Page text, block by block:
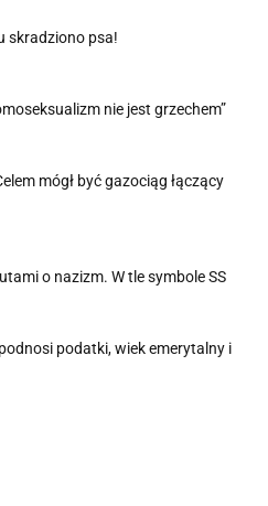
skradziono psa!
nie jest grzechem”
mógł być gazociąg łączący
o nazizm. W tle symbole SS
podatki, wiek emerytalny i